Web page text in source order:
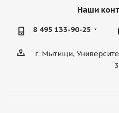
Наши
8 495 133-90-25
г. Мытищи,
3